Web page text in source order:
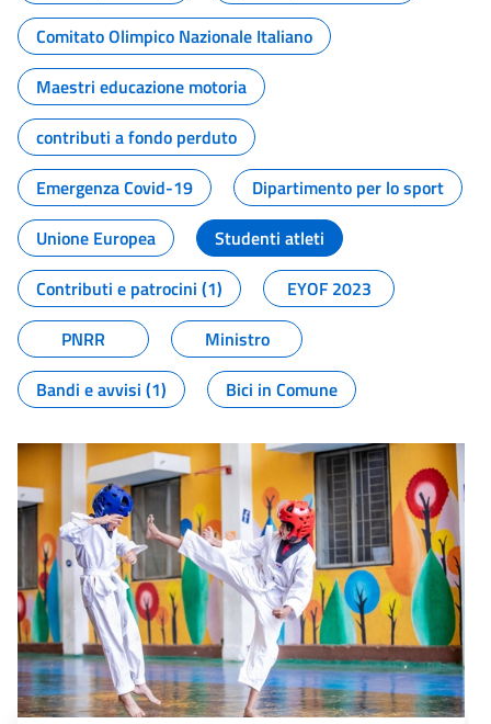
Comitato Olimpico Nazionale Italiano
Maestri educazione motoria
contributi a fondo perduto
Emergenza Covid-19
Dipartimento per lo sport
Unione Europea
Studenti atleti
Contributi e patrocini (1)
EYOF 2023
PNRR
Ministro
Bandi e avvisi (1)
Bici in Comune